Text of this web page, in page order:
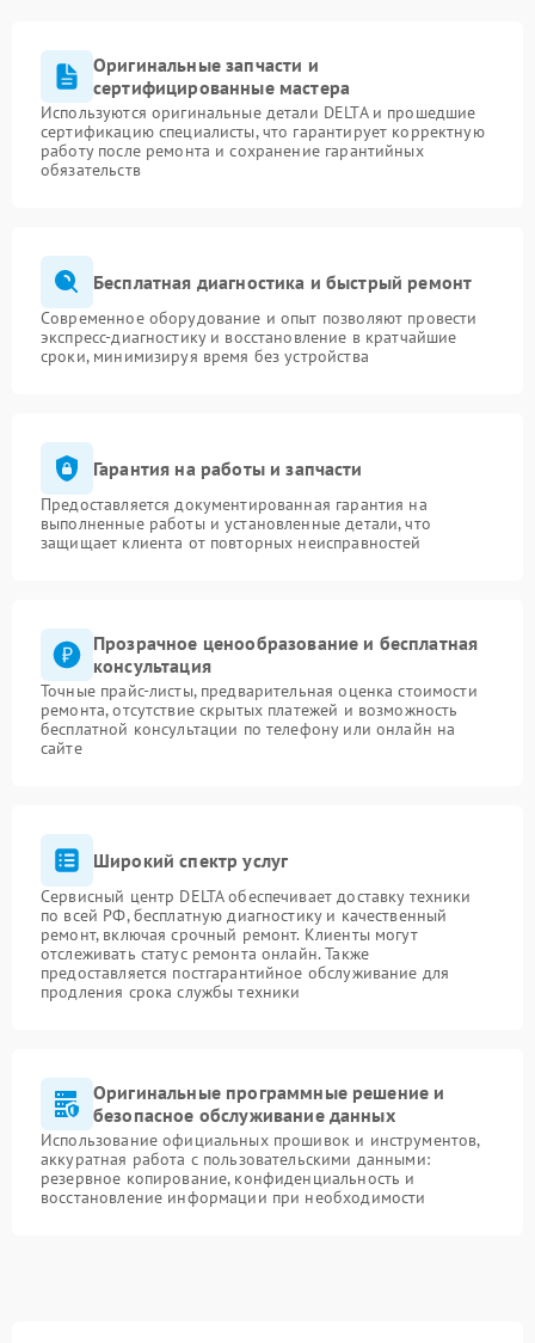
Оригинальные запчасти и
сертифицированные мастера
Используются оригинальные детали DELTA и прошедшие
сертификацию специалисты, что гарантирует корректную
работу после ремонта и сохранение гарантийных
обязательств
Бесплатная диагностика и быстрый ремонт
Современное оборудование и опыт позволяют провести
экспресс-диагностику и восстановление в кратчайшие
сроки, минимизируя время без устройства
Гарантия на работы и запчасти
Предоставляется документированная гарантия на
выполненные работы и установленные детали, что
защищает клиента от повторных неисправностей
Прозрачное ценообразование и бесплатная
консультация
Точные прайс-листы, предварительная оценка стоимости
ремонта, отсутствие скрытых платежей и возможность
бесплатной консультации по телефону или онлайн на
сайте
Широкий спектр услуг
Сервисный центр DELTA обеспечивает доставку техники
по всей РФ, бесплатную диагностику и качественный
ремонт, включая срочный ремонт. Клиенты могут
отслеживать статус ремонта онлайн. Также
предоставляется постгарантийное обслуживание для
продления срока службы техники
Оригинальные программные решение и
безопасное обслуживание данных
Использование официальных прошивок и инструментов,
аккуратная работа с пользовательскими данными:
резервное копирование, конфиденциальность и
восстановление информации при необходимости